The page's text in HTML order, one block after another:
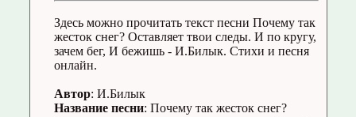
Здесь можно прочитать текст песни Почему так
жесток снег? Оставляет твои следы. И по кругу,
зачем бег, И бежишь - И.Билык. Стихи и песня
онлайн.
Автор: И.Билык
Название песни: Почему так жесток снег?